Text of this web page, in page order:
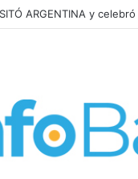
ARGENTINA y